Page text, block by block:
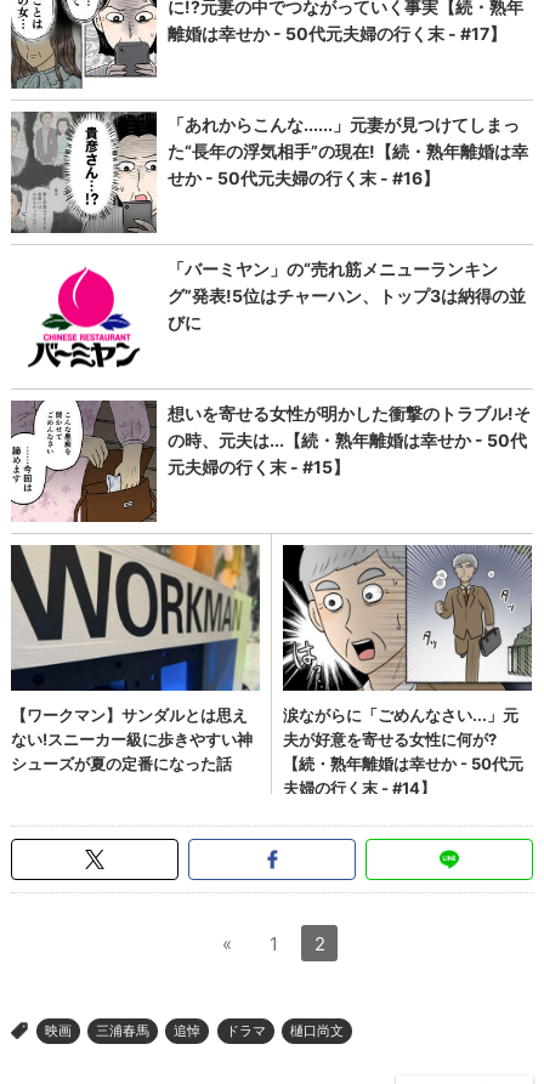
« 1 2
> 映画 三浦春馬 追悼 ドラマ 樋口尚文